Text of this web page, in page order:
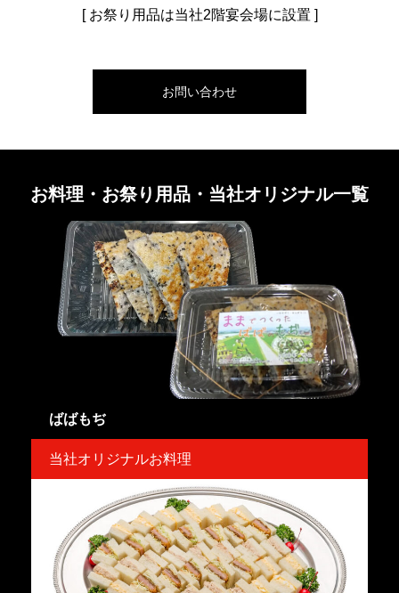
[ お祭り用品は当社2階宴会場に設置 ]
お問い合わせ
お料理・お祭り用品・当社オリジナル一覧
ばばもぢ
当社オリジナルお料理